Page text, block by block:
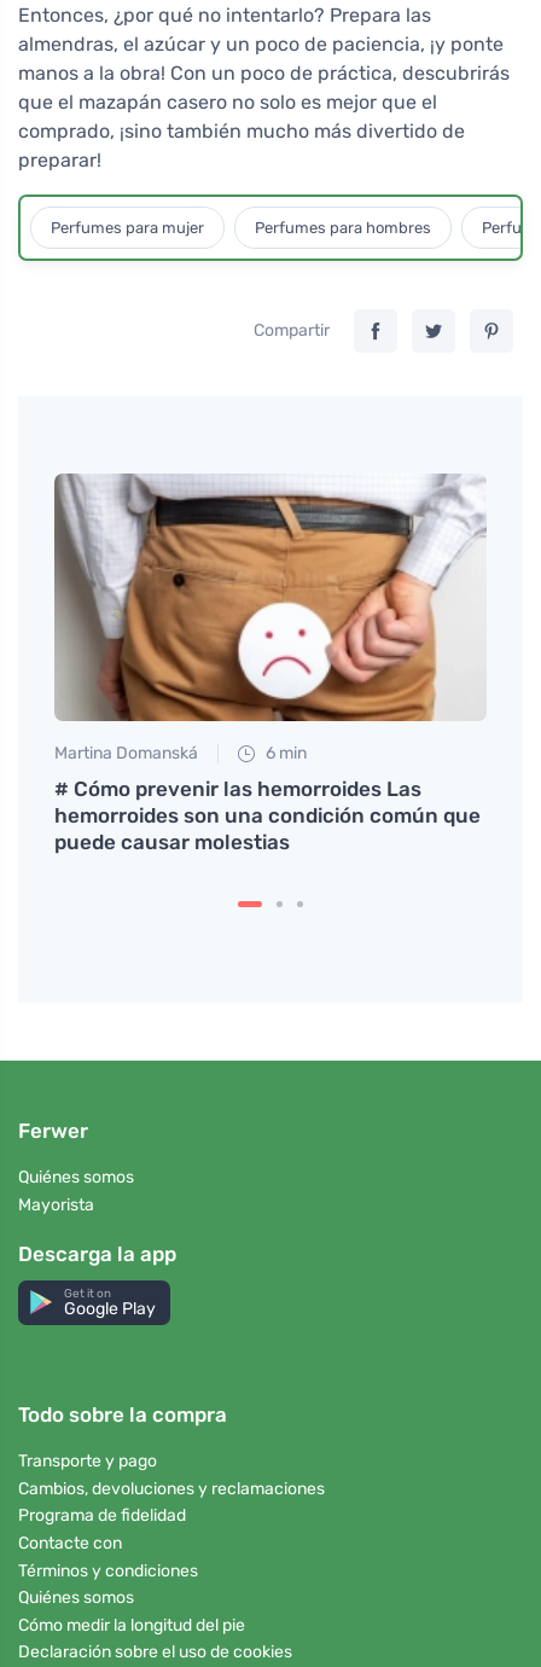
Entonces, ¿por qué no intentarlo? Prepara las
almendras, el azúcar y un poco de paciencia, ¡y ponte
manos a la obra! Con un poco de práctica, descubrirás
que el mazapán casero no solo es mejor que el
comprado, ¡sino también mucho más divertido de
preparar!
Perfumes para mujer Perfumes para hombres
Compartir
Martina Domanská 6 min
# Cómo prevenir las hemorroides Las
hemorroides son una condición común que
puede causar molestias
Ferwer
Quiénes somos
Mayorista
Descarga la app
Get it on
Google Play
Todo sobre la compra
Transporte y pago
Cambios, devoluciones y reclamaciones
Programa de fidelidad
Contacte con
Términos y condiciones
Quiénes somos
Cómo medir la longitud del pie
Declaración sobre el uso de cookies